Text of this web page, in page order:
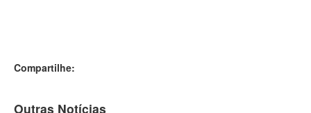
Compartilhe:
Outras Notícias